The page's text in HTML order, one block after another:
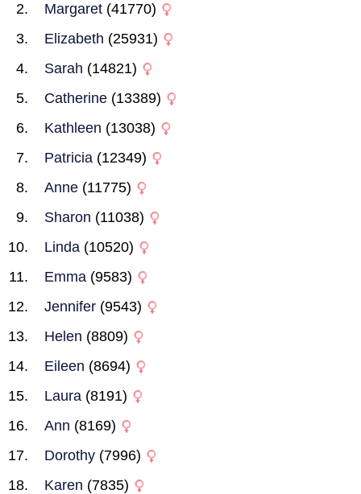
Margaret (41770)
Elizabeth (25931)
Sarah (14821)
Catherine (13389)
Kathleen (13038)
Patricia (12349)
Anne (11775)
Sharon (11038)
Linda (10520)
Emma (9583)
Jennifer (9543)
Helen (8809)
Eileen (8694)
Laura (8191)
Ann (8169)
Dorothy (7996)
Karen (7835)